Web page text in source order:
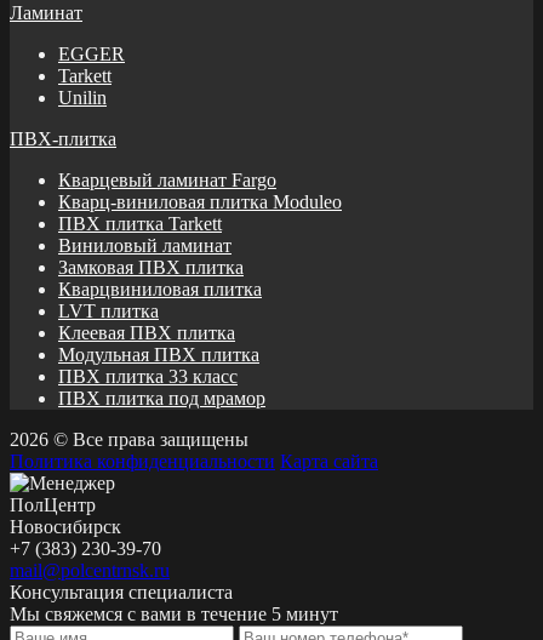
Ламинат
EGGER
Tarkett
Unilin
ПВХ-плитка
Кварцевый ламинат Fargo
Кварц-виниловая плитка Moduleo
ПВХ плитка Tarkett
Виниловый ламинат
Замковая ПВХ плитка
Кварцвиниловая плитка
LVT плитка
Клеевая ПВХ плитка
Модульная ПВХ плитка
ПВХ плитка 33 класс
ПВХ плитка под мрамор
2026 © Все права защищены
Политика конфиденциальности Карта сайта
ПолЦентр
Новосибирск
+7 (383) 230-39-70
mail@polcentrnsk.ru
Консультация специалиста
Мы свяжемся с вами в течение 5 минут